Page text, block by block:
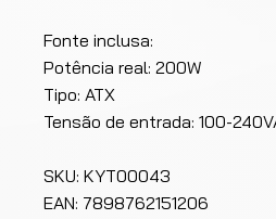
Fonte inclusa:
Potência real: 200W
Tipo: ATX
Tensão de entrada: 100-
SKU: KYT00043
EAN: 7898762151206